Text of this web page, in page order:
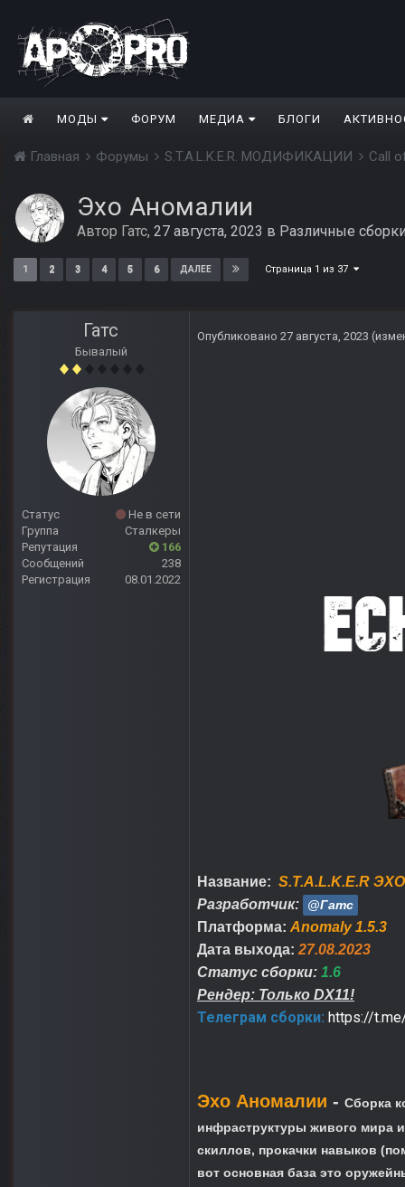
МОДЫ ФОРУМ МЕДИА БЛОГИ
Главная Форумы S.T.A.L.K.E.R. МОДИФИКАЦИИ Call
Эхо Аномалии
Автор Гатс, 27 августа, 2023 в Различные
1 2 3 4 5 6 ДАЛЕЕ Страница 1 из 37
Гатс
Бывалый
Статус
Не в сети
Группа
Сталкеры
Репутация
166
Сообщений
238
Регистрация
08.01.2022
Опубликовано 27 августа, 2023
Название: S.T.A.L.K.E.R
Разработчик:
@Гатс
Платформа: Anomaly 1.5.3
Дата выхода: 27.08.2023
Статус сборки: 1.6
Рендер: Только DX11!
Телеграм сборки: https://
Эхо Аномалии - Сборка
инфраструктуры живого мира
скиллов, прокачки навыков
вот основная база это